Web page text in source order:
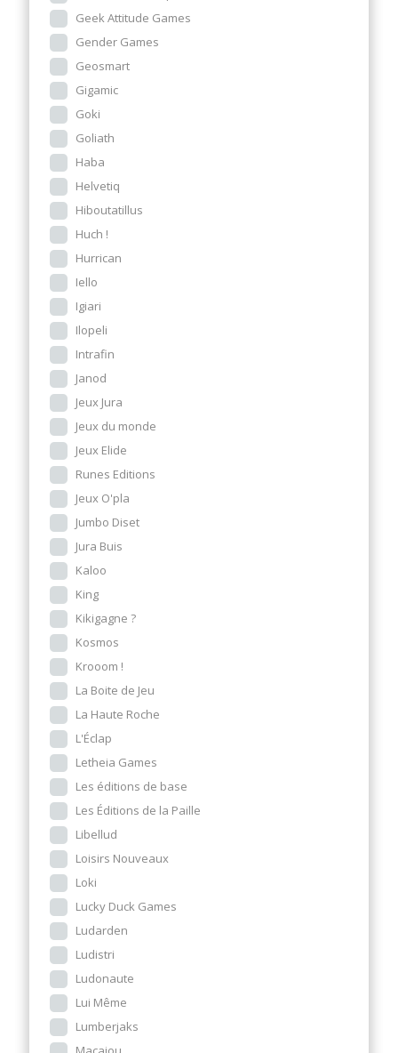
Geek Attitude Games
Gender Games
Geosmart
Gigamic
Goki
Goliath
Haba
Helvetiq
Hiboutatillus
Huch !
Hurrican
Iello
Igiari
Ilopeli
Intrafin
Janod
Jeux Jura
Jeux du monde
Jeux Elide
Runes Editions
Jeux O'pla
Jumbo Diset
Jura Buis
Kaloo
King
Kikigagne ?
Kosmos
Krooom !
La Boite de Jeu
La Haute Roche
L'Éclap
Letheia Games
Les éditions de base
Les Éditions de la Paille
Libellud
Loisirs Nouveaux
Loki
Lucky Duck Games
Ludarden
Ludistri
Ludonaute
Lui Même
Lumberjaks